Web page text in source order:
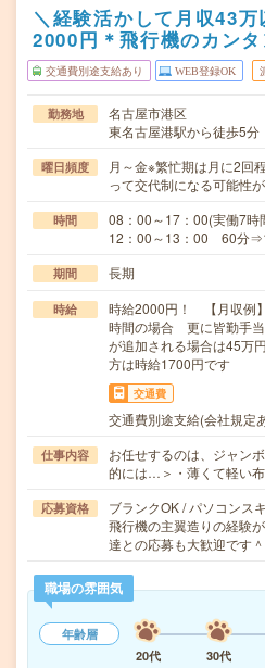
＼経験活かして月収43
2000円＊飛行機のカン
交通費別途支給あり WEB登録OK
勤務地
名古屋市港区
東名古屋港駅から徒歩5分
曜日頻度
月～金※繁忙期は月に2回
って交代制になる可能性
時間
08：00～17：00(実働7
12：00～13：00 60分
期間 長期
時給
時給2000円！ 【月収例
時間の場合 更に皆勤手
が追加される場合は45万
方は時給1700円です
交通費
交通費別途支給(会社規定
仕事内容
お任せするのは、ジャン
的には…＞・薄くて軽い
応募資格
ブランクOK / パソコンス
飛行機の主翼造りの経験
達との応募も大歓迎です＾
職場の雰囲気
年齢層
20代
30代